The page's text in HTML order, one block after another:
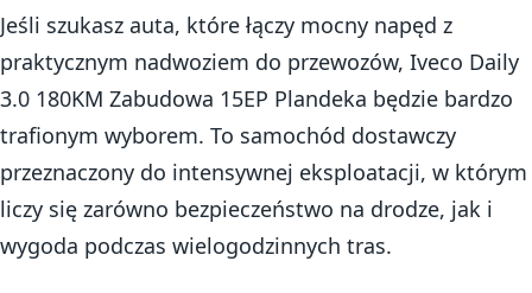
Jeśli szukasz auta, które łączy mocny napęd z
praktycznym nadwoziem do przewozów, Iveco Daily
3.0 180KM Zabudowa 15EP Plandeka będzie bardzo
trafionym wyborem. To samochód dostawczy
przeznaczony do intensywnej eksploatacji, w którym
liczy się zarówno bezpieczeństwo na drodze, jak i
wygoda podczas wielogodzinnych tras.